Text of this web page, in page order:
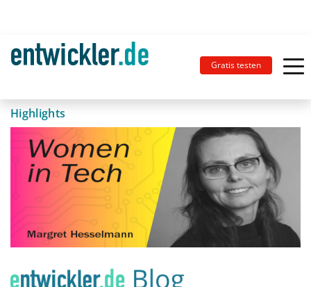
Gratis testen
Highlights